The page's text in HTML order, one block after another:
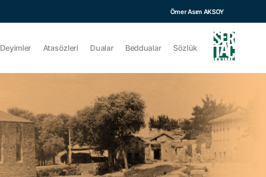
Ömer Asım AKSOY
Deyimler Atasözleri Dualar Beddualar Sözlük